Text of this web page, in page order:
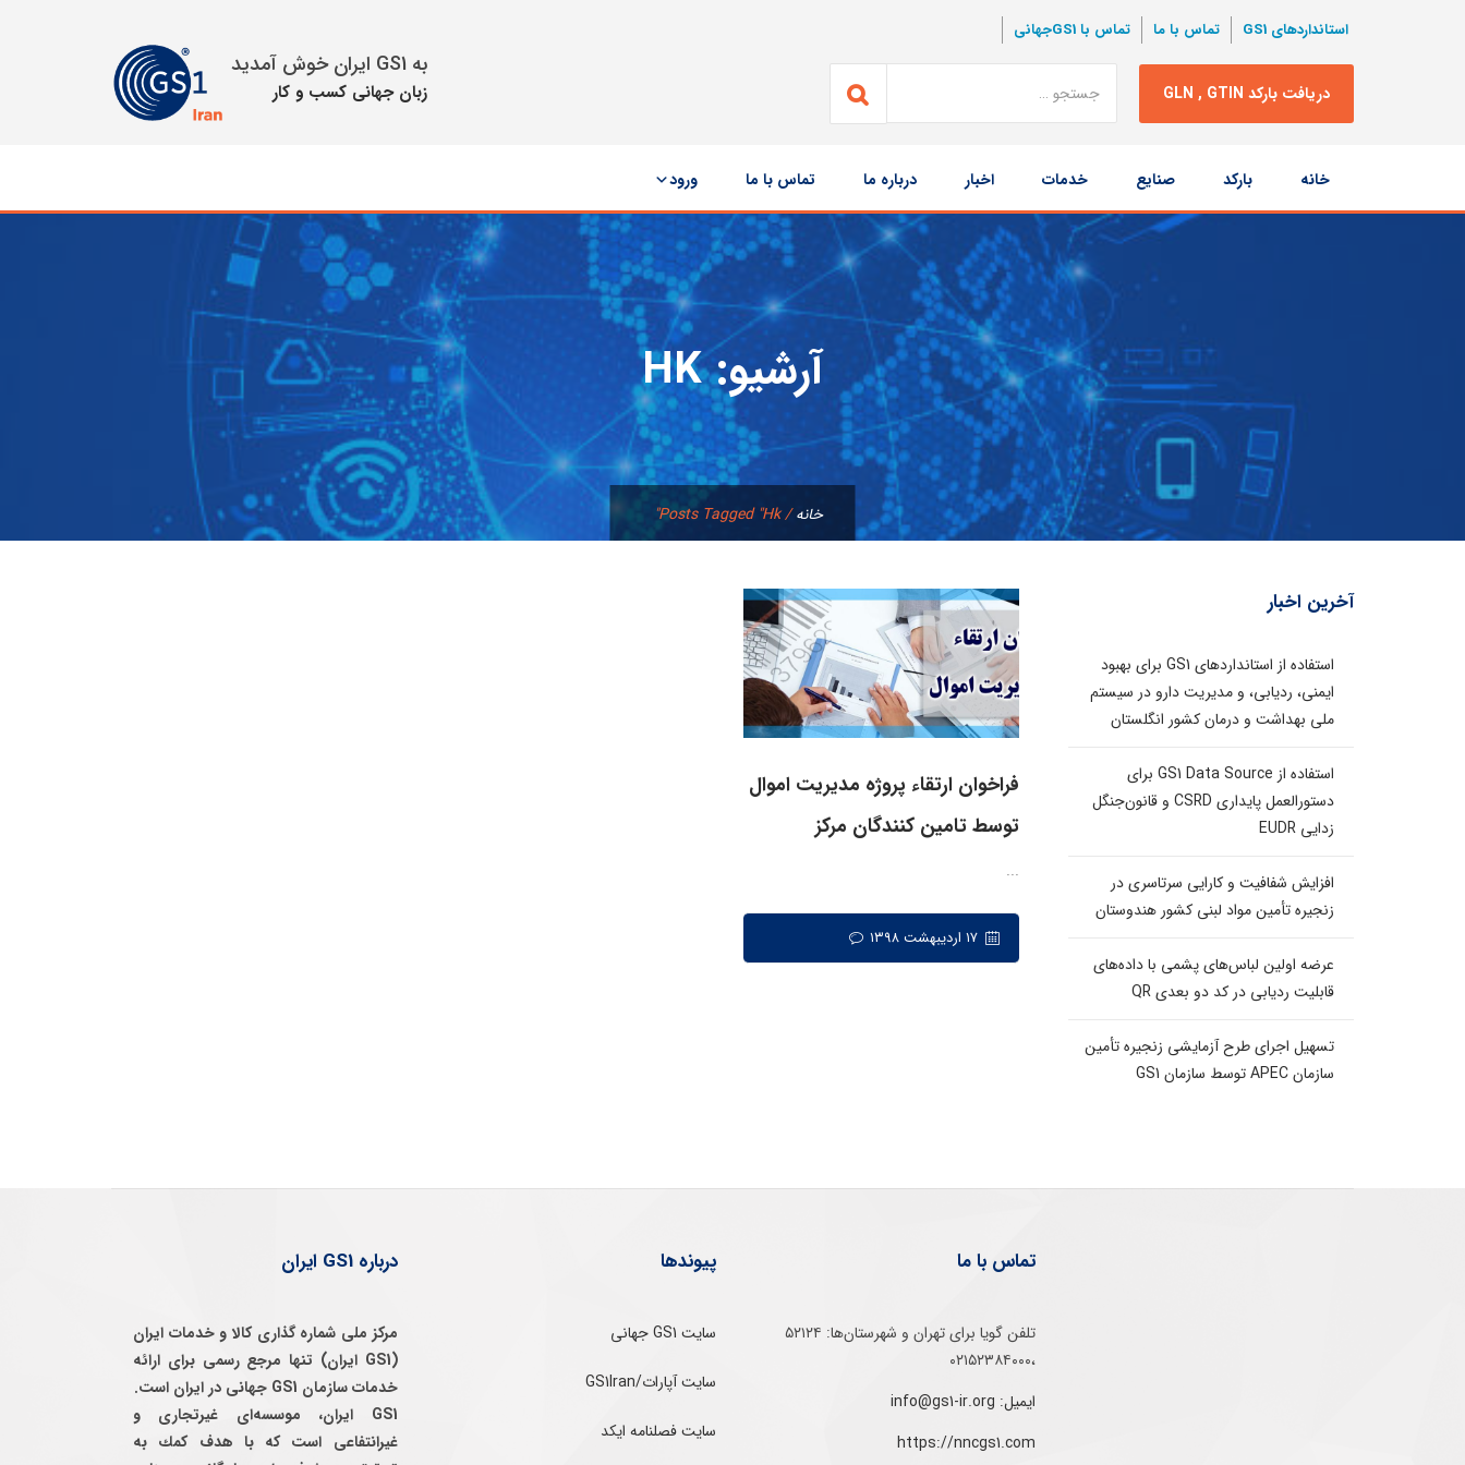
به GS1 ایران خوش آمدید
زبان جهانی كسب و كار
استانداردهای GS1 تماس با ما تماس با GS1جهانی
دریافت بارکد GLN , GTIN
نتبجه
جستجو
محتوا
خانه بارکد صنایع خدمات اخبار درباره ما تماس با ما ورود
آرشیو:HK
خانه/
Posts Tagged "hk"
فراخوان ارتقاء پروژه مدیریت اموال
توسط تامین کنندگان مرکز
...
آخرین اخبار
استفاده از استانداردهای GS1 برای بهبود
ایمنی، ردیابی، و مدیریت دارو در سیستم
ملی بهداشت و درمان کشور انگلستان
استفاده از GS1 Data Source برای
دستورالعمل پایداری CSRD و قانون‌جنگل
زدایی EUDR
افزایش شفافیت و کارایی سرتاسری در
زنجیره تأمین مواد لبنی کشور هندوستان
عرضه اولین لباس‌های پشمی با داده‌های
قابلیت ردیابی در کد دو بعدی QR
تسهیل اجرای طرح آزمایشی زنجیره تأمین
سازمان APEC توسط سازمان GS1
درباره GS1 ایران
مرکز ملی شماره گذاری کالا و خدمات ایران
(GS1 ایران) تنها مرجع رسمی برای ارائه
خدمات سازمان GS1 جهانی در ایران است.
GS1 ایران، موسسه‌ای غيرتجاری و
غيرانتفاعی است كه با هدف كمك به
پیوندها
سایت GS1 جهانی
سایت آپارات/GS1Iran
سایت فصلنامه ایکد
تماس با ما
تلفن‌ گویا برای‌ تهران‌‌ و‌ شهرستان‌ها:‌ ۵۲۱۲۴
،۰۲۱۵۲۳۸۴۰۰۰
ایمیل: info@gs1-ir.org
https://nncgs1.com